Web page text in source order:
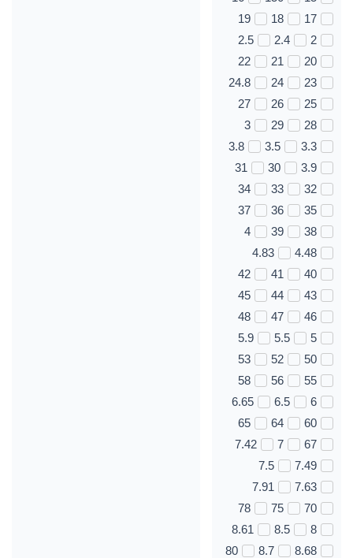
17
18
19
2
2.4
2.5
20
21
22
23
24
24.8
25
26
27
28
29
3
3.3
3.5
3.8
3.9
30
31
32
33
34
35
36
37
38
39
4
4.48
4.83
40
41
42
43
44
45
46
47
48
5
5.5
5.9
50
52
53
55
56
58
6
6.5
6.65
60
64
65
67
7
7.42
7.49
7.5
7.63
7.91
70
75
78
8
8.5
8.61
8.68
8.7
80